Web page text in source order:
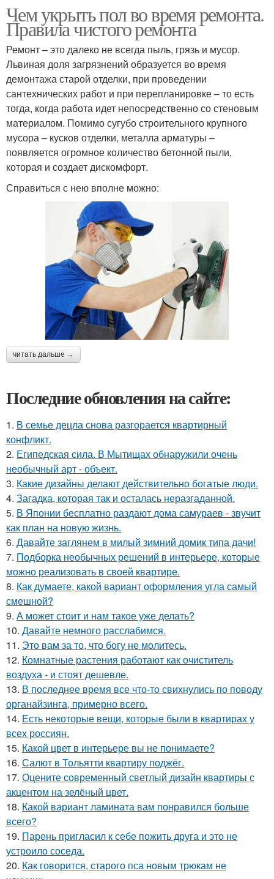
Чем укрыть пол во время ремонта.
Правила чистого ремонта
Ремонт – это далеко не всегда пыль, грязь и мусор.
Львиная доля загрязнений образуется во время
демонтажа старой отделки, при проведении
сантехнических работ и при перепланировке – то есть
тогда, когда работа идет непосредственно со стеновым
материалом. Помимо сугубо строительного крупного
мусора – кусков отделки, металла арматуры –
появляется огромное количество бетонной пыли,
которая и создает дискомфорт.
Справиться с нею вполне можно:
читать дальше →
Последние обновления на сайте:
1. В семье децла снова разгорается квартирный
конфликт.
2. Египедская сила. В Мытищах обнаружили очень
необычный арт - объект.
3. Какие дизайны делают действительно богатые люди.
4. Загадка, которая так и осталась неразгаданной.
5. В Японии бесплатно раздают дома самураев - звучит
как план на новую жизнь.
6. Давайте заглянем в милый зимний домик типа дачи!
7. Подборка необычных решений в интерьере, которые
можно реализовать в своей квартире.
8. Как думаете, какой вариант оформления угла самый
смешной?
9. А может стоит и нам такое уже делать?
10. Давайте немного расслабимся.
11. Это вам за то, что богу не молитесь.
12. Комнатные растения работают как очиститель
воздуха - и стоят дешевле.
13. В последнее время все что-то свихнулись по поводу
органайзинга, примерно всего.
14. Есть некоторые вещи, которые были в квартирах у
всех россиян.
15. Какой цвет в интерьере вы не понимаете?
16. Салют в Тольятти квартиру поджёг.
17. Оцените современный светлый дизайн квартиры с
акцентом на зелёный цвет.
18. Какой вариант ламината вам понравился больше
всего?
19. Парень пригласил к себе пожить друга и это не
устроило соседа.
20. Как говорится, старого пса новым трюкам не